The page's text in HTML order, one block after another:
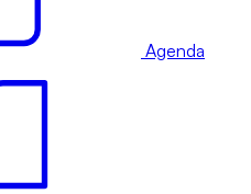
Agenda